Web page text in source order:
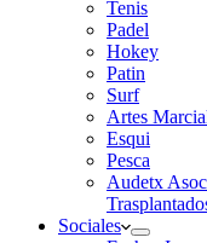
Tenis
Padel
Hokey
Patin
Surf
Artes
Esqui
Pesca
Audetx
Sociales